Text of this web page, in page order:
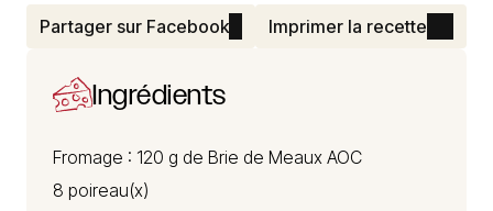
Partager sur Facebook Imprimer la recette
Ingrédients
Fromage : 120 g de Brie de Meaux AOC
8 poireau(x)